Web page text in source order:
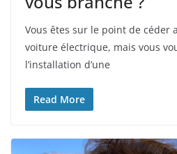
Vous êtes sur le point de céder
voiture électrique, mais vous
l’installation d’une
Read More